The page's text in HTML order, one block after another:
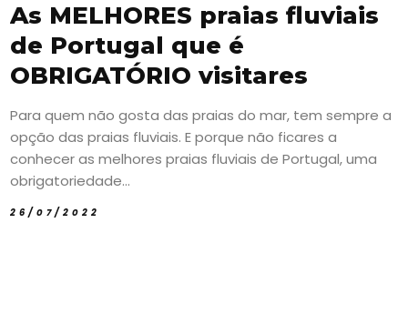
As MELHORES praias fluviais
de Portugal que é
OBRIGATÓRIO visitares
Para quem não gosta das praias do mar, tem sempre a
opção das praias fluviais. E porque não ficares a
conhecer as melhores praias fluviais de Portugal, uma
obrigatoriedade...
26/07/2022